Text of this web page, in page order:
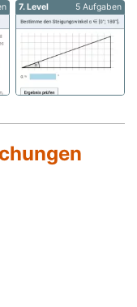
7. Level 5 Aufgaben